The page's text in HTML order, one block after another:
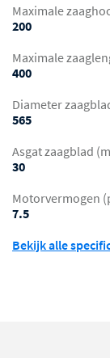
Maximale
200
Maximale
400
Diameter
565
Asgat zaagblad
30
Motorvermogen
7.5
Bekijk alle